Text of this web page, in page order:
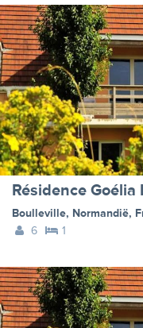
Résidence
Boulleville, Normandië,
6
1